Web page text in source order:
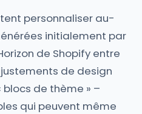
personnaliser au-
initialement par
de Shopify entre
de design
blocs de thème » –
qui peuvent même